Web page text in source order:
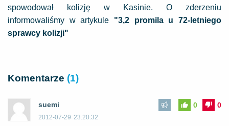
spowodował kolizję w Kasinie. O zderzeniu
informowaliśmy w artykule "3,2 promila u 72-letniego
sprawcy kolizji"
Komentarze (1)
suemi
2012-07-29 23:20:32
0
0